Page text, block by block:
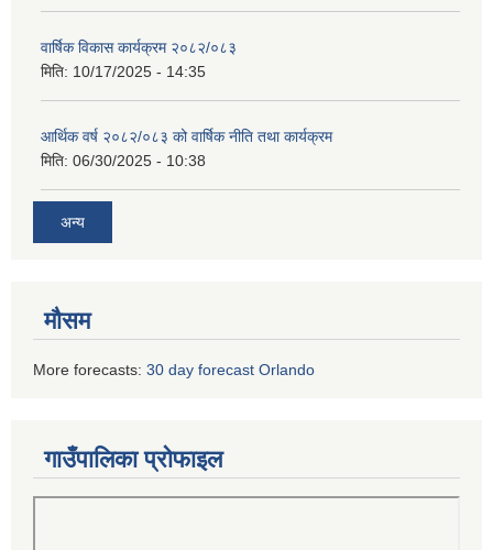
वार्षिक विकास कार्यक्रम २०८२/०८३
मिति: 10/17/2025 - 14:35
आर्थिक वर्ष २०८२/०८३ को वार्षिक नीति तथा कार्यक्रम
मिति: 06/30/2025 - 10:38
अन्य
मौसम
More forecasts: 30 day forecast Orlando
गाउँपालिका प्रोफाइल